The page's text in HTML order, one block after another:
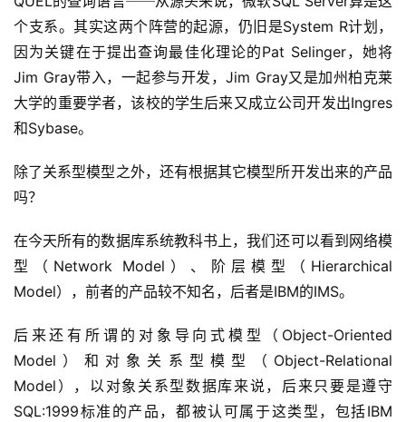
个支系。其实这两个阵营的起源，仍旧是System R计划，
因为关键在于提出查询最佳化理论的Pat Selinger，她将
Jim Gray带入，一起参与开发，Jim Gray又是加州柏克莱
大学的重要学者，该校的学生后来又成立公司开发出Ingres
和Sybase。
除了关系型模型之外，还有根据其它模型所开发出来的产品
吗？
在今天所有的数据库系统教科书上，我们还可以看到网络模
型（Network Model）、阶层模型（Hierarchical
Model），前者的产品较不知名，后者是IBM的IMS。
后来还有所谓的对象导向式模型（Object-Oriented
Model）和对象关系型模型（Object-Relational
Model），以对象关系型数据库来说，后来只要是遵守
SQL:1999标准的产品，都被认可属于这类型，包括IBM